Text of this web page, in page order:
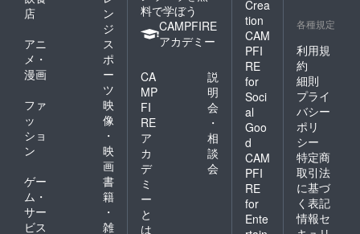
店
ン
ジ
アニ
メ・
漫画
ス
ポ
ー
ツ
ファ
ッ
ショ
ン
映
像
・
映
画
ゲー
ム・
サー
ビス
書
籍
・
雑
料で学ぼう
CAMPFIRE
アカデミー
CA
MP
FI
RE
ア
カ
デ
ミ
ー
と
は
説
明
会
・
相
談
会
Crea
tion
CAM
PFI
RE
for
Soci
al
Goo
d
CAM
PFI
RE
for
Ente
各種規定
利用規
約
細則
プライ
バシー
ポリ
シー
特定商
取引法
に基づ
く表記
情報セ